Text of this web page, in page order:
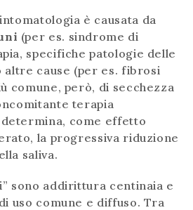
è causata da
(per es. sindrome di
specifiche patologie delle
altre cause (per es. fibrosi
comune, però, di secchezza
terapia
come effetto
la progressiva riduzione
saliva.
sono addirittura centinaia e
uso comune e diffuso. Tra